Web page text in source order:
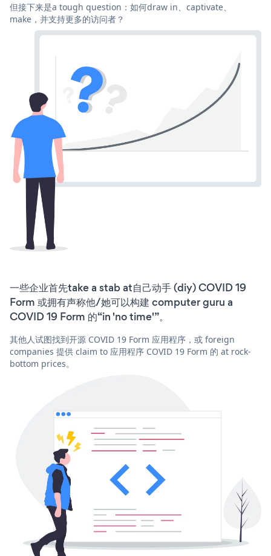
但接下来是a tough question：如何draw in、captivate、
make，并支持更多的访问者？
一些企业首先take a stab at自己动手 (diy) COVID 19
Form 或拥有声称他/她可以构建 computer guru a
COVID 19 Form 的“in 'no time'”。
其他人试图找到开源 COVID 19 Form 应用程序，或 foreign
companies 提供 claim to 应用程序 COVID 19 Form 的 at rock-
bottom prices。